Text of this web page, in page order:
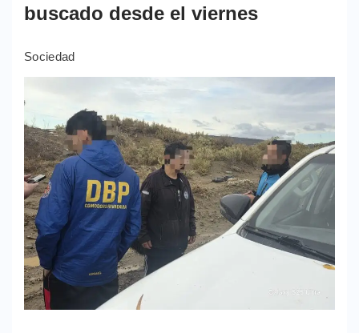
buscado desde el viernes
Sociedad